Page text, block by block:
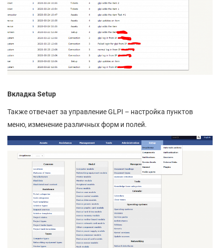
Вкладка Setup
Также отвечает за управление GLPI – настройка пунктов
меню, изменение различных форм и полей.